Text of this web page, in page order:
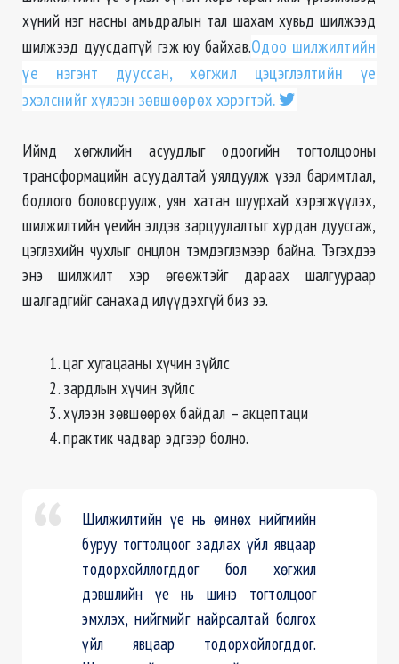
хүний нэг насны амьдралын тал шахам хувьд шилжээд
шилжээд дуусдаггүй гэж юу байхав.Одоо шилжилтийн
үе нэгэнт дууссан, хөгжил цэцэглэлтийн үе
эхэлснийг хүлээн зөвшөөрөх хэрэгтэй.
Иймд хөгжлийн асуудлыг одоогийн тогтолцооны
трансформацийн асуудалтай уялдуулж үзэл баримтлал,
бодлого боловсруулж, уян хатан шуурхай хэрэгжүүлэх,
шилжилтийн үеийн элдэв зарцуулалтыг хурдан дуусгаж,
цэглэхийн чухлыг онцлон тэмдэглэмээр байна. Тэгэхдээ
энэ шилжилт хэр өгөөжтэйг дараах шалгуураар
шалгадгийг санахад илүүдэхгүй биз ээ.
1. цаг хугацааны хүчин зүйлс
2. зардлын хүчин зүйлс
3. хүлээн зөвшөөрөх байдал – акцептаци
4. практик чадвар эдгээр болно.
Шилжилтийн үе нь өмнөх нийгмийн
буруу тогтолцоог задлах үйл явцаар
тодорхойллогддог бол хөгжил
дэвшлийн үе нь шинэ тогтолцоог
эмхлэх, нийгмийг найрсалтай болгох
үйл явцаар тодорхойлогддог.